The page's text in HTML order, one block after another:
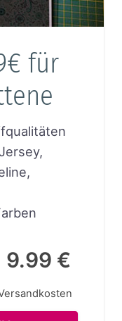
für
9.99 €